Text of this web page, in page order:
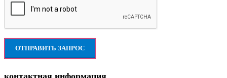
контактная информация